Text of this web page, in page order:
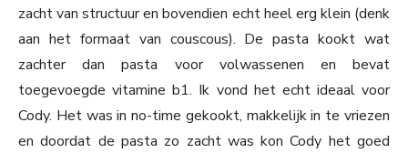
zacht van structuur en bovendien echt heel erg klein (denk
aan het formaat van couscous). De pasta kookt wat
zachter dan pasta voor volwassenen en bevat
toegevoegde vitamine b1. Ik vond het echt ideaal voor
Cody. Het was in no-time gekookt, makkelijk in te vriezen
en doordat de pasta zo zacht was kon Cody het goed